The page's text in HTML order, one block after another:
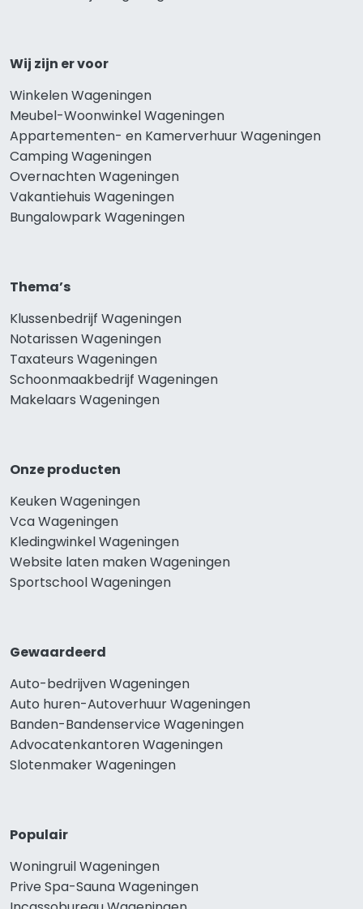
Wij zijn er voor
Winkelen Wageningen
Meubel-Woonwinkel Wageningen
Appartementen- en Kamerverhuur Wageningen
Camping Wageningen
Overnachten Wageningen
Vakantiehuis Wageningen
Bungalowpark Wageningen
Thema’s
Klussenbedrijf Wageningen
Notarissen Wageningen
Taxateurs Wageningen
Schoonmaakbedrijf Wageningen
Makelaars Wageningen
Onze producten
Keuken Wageningen
Vca Wageningen
Kledingwinkel Wageningen
Website laten maken Wageningen
Sportschool Wageningen
Gewaardeerd
Auto-bedrijven Wageningen
Auto huren-Autoverhuur Wageningen
Banden-Bandenservice Wageningen
Advocatenkantoren Wageningen
Slotenmaker Wageningen
Populair
Woningruil Wageningen
Prive Spa-Sauna Wageningen